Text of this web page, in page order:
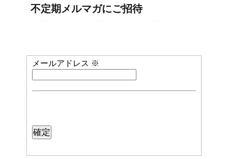
不定期メルマガにご招待
メールアドレス ※